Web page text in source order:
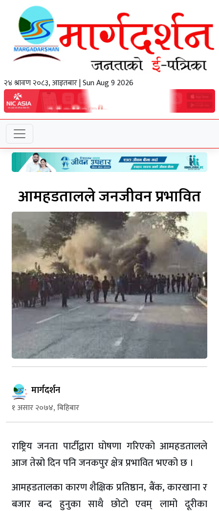
२४ श्रावण २०८३, आइतबार | Sun Aug 9 2026
आमहडतालले जनजीवन प्रभावित
मार्गदर्शन
१ असार २०७४, बिहिबार
राष्ट्रिय जनता पार्टीद्वारा घोषणा गरिएको आमहडतालले
आज तेस्रो दिन पनि जनकपुर क्षेत्र प्रभावित भएको छ ।
आमहडतालका कारण शैक्षिक प्रतिष्ठान, बैंक, कारखाना र
बजार बन्द हुनुका साथै छोटो एवम् लामो दूरीका